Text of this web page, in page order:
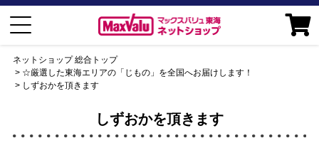
ネットショップ 総合トップ
☆厳選した東海エリアの「じもの」を全国へお届けします！
しずおかを頂きます
しずおかを頂きます